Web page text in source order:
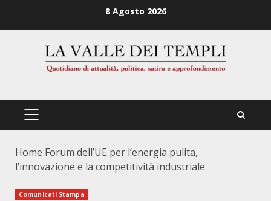
8 Agosto 2026
PRIMÄRES
Home Forum dell’UE per l’energia pulita,
l’innovazione e la competitività industriale
Comunicati Stampa